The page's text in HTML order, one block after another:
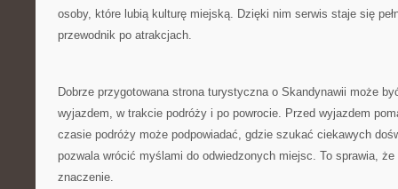
osoby, które lubią kulturę miejską. Dzięki nim serwis staje się
przewodnik po atrakcjach.
Dobrze przygotowana strona turystyczna o Skandynawii może
wyjazdem, w trakcie podróży i po powrocie. Przed wyjazdem
czasie podróży może podpowiadać, gdzie szukać ciekawych
pozwala wrócić myślami do odwiedzonych miejsc. To sprawia,
znaczenie.